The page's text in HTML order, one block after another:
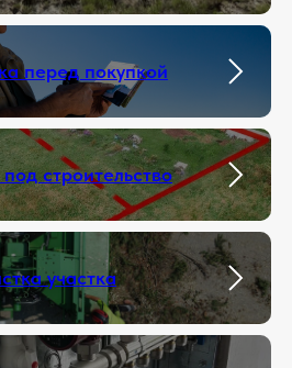
перед покупкой
строительство
участка